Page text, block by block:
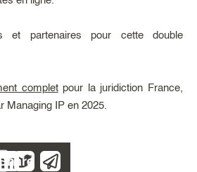
et partenaires pour cette double
completpour la juridiction France,
Managing IP en 2025.
Share